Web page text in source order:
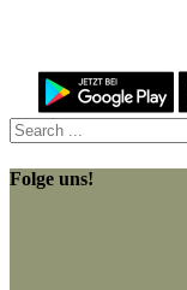
Folge uns!